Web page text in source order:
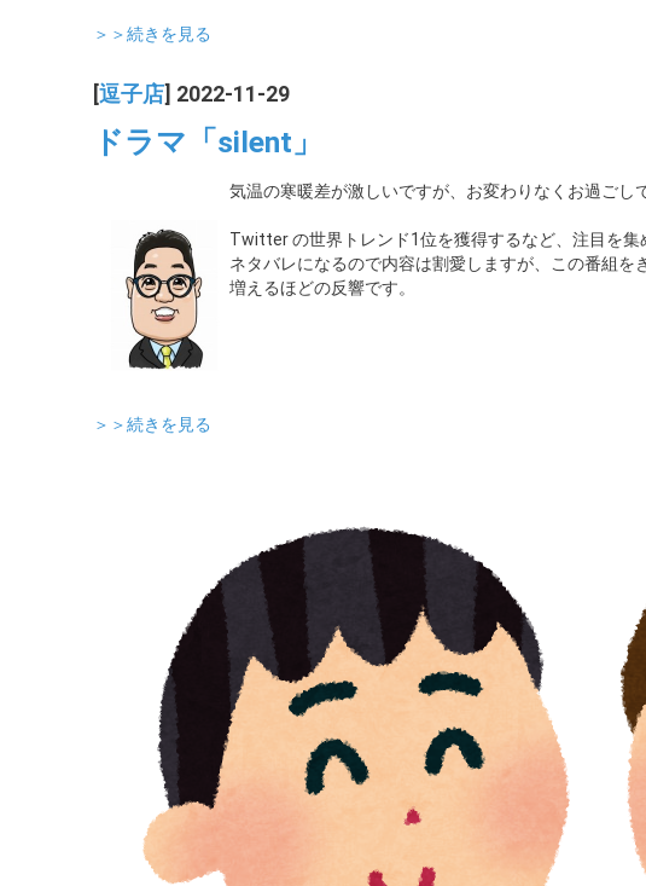
＞＞続きを見る
逗子店 ] 2022-11-29
ドラマ「silent」
気温の寒暖差が激しいですが、お変わりなくお過ごし
Twitter の世界トレンド1位を獲得するなど、注目を集
ネタバレになるので内容は割愛しますが、この番組
増えるほどの反響です。
＞＞続きを見る